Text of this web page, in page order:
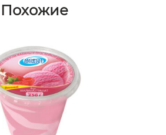
Похожие